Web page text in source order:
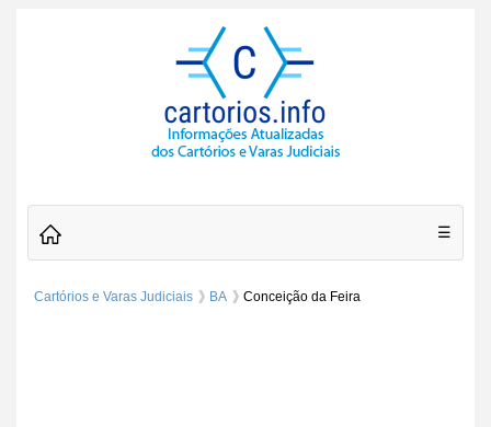
☰
Cartórios e Varas Judiciais BA Conceição da Feira